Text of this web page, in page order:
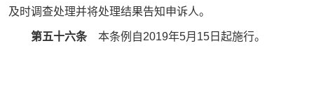
及时调查处理并将处理结果告知申诉人。
第五十六条 本条例自2019年5月15日起施行。